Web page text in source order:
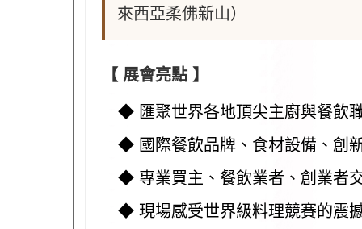
來西亞柔佛新山）
【 展會亮點 】
◆ 匯聚世界各地頂尖主廚與餐飲
◆ 國際餐飲品牌、食材設備、創
◆ 專業買主、餐飲業者、創業者
◆ 現場感受世界級料理競賽的震